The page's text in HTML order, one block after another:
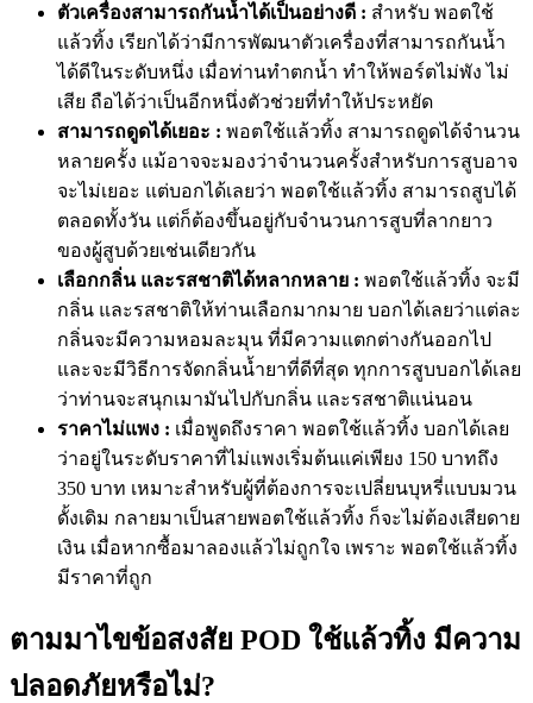
ตัวเครื่องสามารถกันน้ำได้เป็นอย่างดี : สำหรับ พอตใช้
แล้วทิ้ง เรียกได้ว่ามีการพัฒนาตัวเครื่องที่สามารถกันน้ำ
ได้ดีในระดับหนึ่ง เมื่อท่านทำตกน้ำ ทำให้พอร์ตไม่พัง ไม่
เสีย ถือได้ว่าเป็นอีกหนึ่งตัวช่วยที่ทำให้ประหยัด
สามารถดูดได้เยอะ : พอตใช้แล้วทิ้ง สามารถดูดได้จำนวน
หลายครั้ง แม้อาจจะมองว่าจำนวนครั้งสำหรับการสูบอาจ
จะไม่เยอะ แต่บอกได้เลยว่า พอตใช้แล้วทิ้ง สามารถสูบได้
ตลอดทั้งวัน แต่ก็ต้องขึ้นอยู่กับจำนวนการสูบที่ลากยาว
ของผู้สูบด้วยเช่นเดียวกัน
เลือกกลิ่น และรสชาติได้หลากหลาย : พอตใช้แล้วทิ้ง จะมี
กลิ่น และรสชาติให้ท่านเลือกมากมาย บอกได้เลยว่าแต่ละ
กลิ่นจะมีความหอมละมุน ที่มีความแตกต่างกันออกไป
และจะมีวิธีการจัดกลิ่นน้ำยาที่ดีที่สุด ทุกการสูบบอกได้เลย
ว่าท่านจะสนุกเมามันไปกับกลิ่น และรสชาติแน่นอน
ราคาไม่แพง : เมื่อพูดถึงราคา พอตใช้แล้วทิ้ง บอกได้เลย
ว่าอยู่ในระดับราคาที่ไม่แพงเริ่มต้นแค่เพียง 150 บาทถึง
350 บาท เหมาะสำหรับผู้ที่ต้องการจะเปลี่ยนบุหรี่แบบมวน
ดั้งเดิม กลายมาเป็นสายพอตใช้แล้วทิ้ง ก็จะไม่ต้องเสียดาย
เงิน เมื่อหากซื้อมาลองแล้วไม่ถูกใจ เพราะ พอตใช้แล้วทิ้ง
มีราคาที่ถูก
ตามมาไขข้อสงสัย POD ใช้แล้วทิ้ง มีความ
ปลอดภัยหรือไม่?